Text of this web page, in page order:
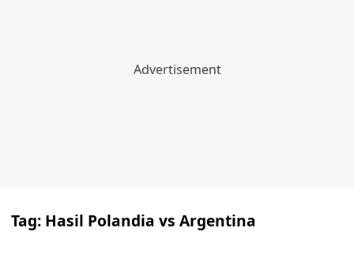
Tag: Hasil Polandia vs Argentina